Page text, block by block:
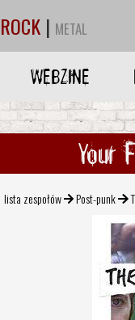
ROCK | METAL
WEBZINE
Your
lista zespołów Post-punk